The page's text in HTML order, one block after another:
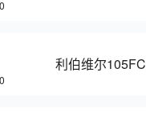
利伯维尔105FC